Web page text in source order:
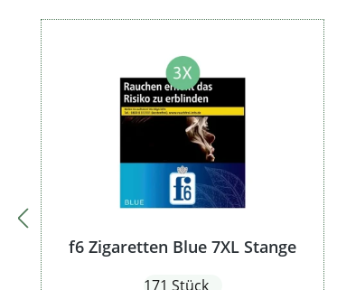
Produktgalerie überspringen
f6 Zigaretten Blue 7XL Stange
171 Stück